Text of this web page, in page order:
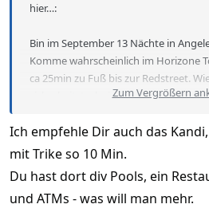
hier…:
Bin im September 13 Nächte in
Komme wahrscheinlich im Horizone
ca 25min zu Fuß bis zur Redstreet.
sicherheitstechnisch aus in Angeles
nehmen? Und das wäre auch die
sicherste Fortbewegungsmittel in
Zum Vergrößern
Ich empfehle Dir auch das
mit Trike so 10 Min.
Du hast dort div Pools, ein
und ATMs - was will man mehr.